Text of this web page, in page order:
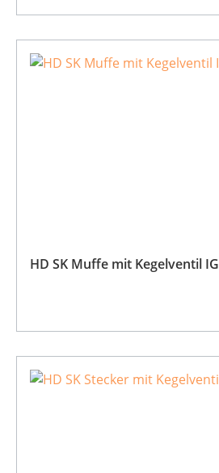
HD SK Muffe mit Kegelventil